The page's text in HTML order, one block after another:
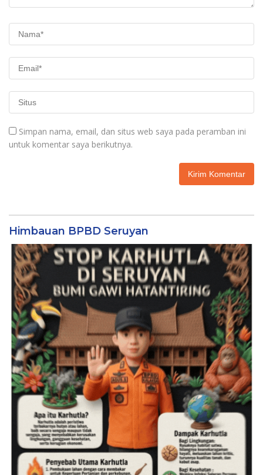
Simpan nama, email, dan situs web saya pada peramban ini
untuk komentar saya berikutnya.
Himbauan BPBD Seruyan